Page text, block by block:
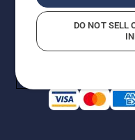
Bekendtgørelse vedr.
DO NOT SELL